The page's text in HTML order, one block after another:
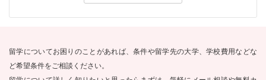
留学についてお困りのことがあれば、条件や留学先の大学、学校費用などな
ど希望条件をご相談ください。